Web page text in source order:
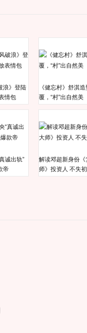
浪》登陆
情包
《健忘村》舒淇
覆，“村”出自然美
诚出轨”
帝
解读邓超新身份《
师》投资人 不失